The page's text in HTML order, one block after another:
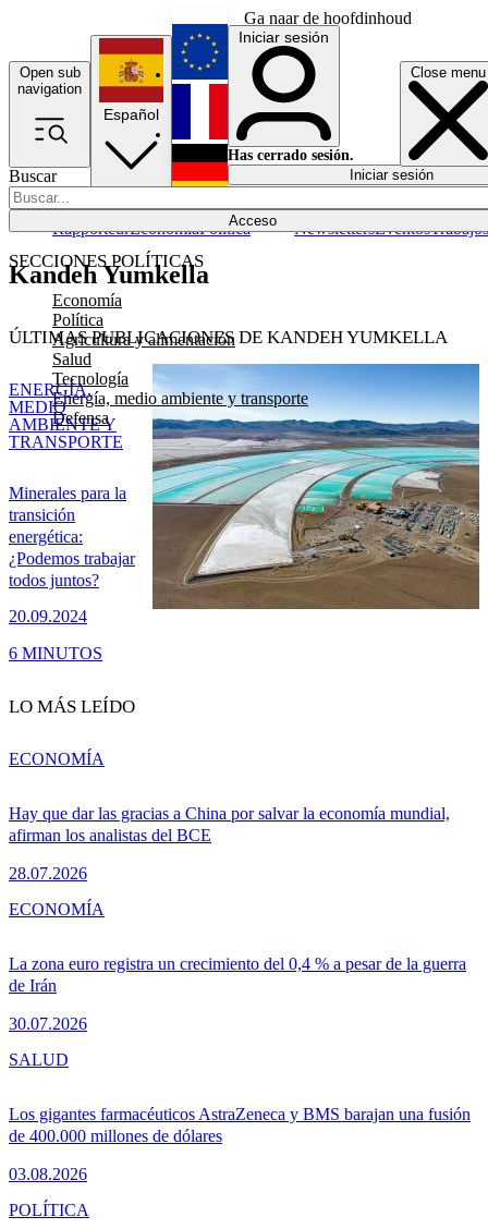
Ga naar de hoofdinhoud
Open sub
navigation
Close menu
Buscar
Acceso
SECCIONES POLÍTICAS
Economía
Política
Agricultura y alimentación
Salud
Tecnología
Energía, medio ambiente y transporte
Defensa
RapporteurEconomíaPolítica NewslettersEventosTrabajos
Español
English
Français
Iniciar sesión
Has cerrado sesión.
Iniciar sesión
Kandeh Yumkella
ÚLTIMAS PUBLICACIONES DE KANDEH YUMKELLA
Minerales para la
transición
energética:
¿Podemos trabajar
todos juntos?
20.09.2024
ENERGÍA,
MEDIO
AMBIENTE Y
TRANSPORTE
6 MINUTOS
LO MÁS LEÍDO
Hay que dar las gracias a China por salvar la economía mundial,
afirman los analistas del BCE
28.07.2026
ECONOMÍA
La zona euro registra un crecimiento del 0,4 % a pesar de la guerra
de Irán
30.07.2026
ECONOMÍA
Los gigantes farmacéuticos AstraZeneca y BMS barajan una fusión
de 400.000 millones de dólares
03.08.2026
SALUD
POLÍTICA